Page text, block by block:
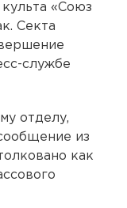
«Союз
Секта
службе
отделу,
из
как